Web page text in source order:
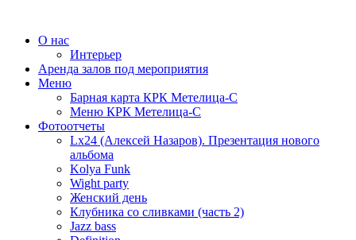
О нас
Интерьер
Аренда залов под мероприятия
Меню
Барная карта КРК Метелица-С
Меню КРК Метелица-С
Фотоотчеты
Lx24 (Алексей Назаров). Презентация нового
альбома
Kolya Funk
Wight party
Женский день
Клубника со сливками (часть 2)
Jazz bass